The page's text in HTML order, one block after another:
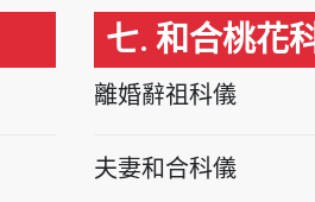
七. 和合桃花
離婚辭祖科儀
夫妻和合科儀